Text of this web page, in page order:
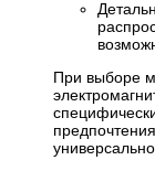
При выборе